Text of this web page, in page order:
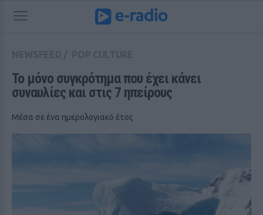
Το μόνο συγκρότημα που έχει κάνει
συναυλίες και στις 7 ηπείρους
Μέσα σε ένα ημερολογιακό έτος